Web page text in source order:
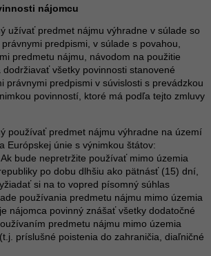
nájomcu
užívať predmet nájmu výhradne v súlade so
predpismi, v súlade s povahou,
predmetu nájmu, návodom na použitie
všetky povinnosti stanovené
právnymi predpismi v súvislosti s prevádzkou
povinností, ktoré má podľa tejto zmluvy
používať predmet nájmu výhradne na území
Európskej únie s výnimkou štátov:
bude nepretržite používať mimo územia
po dobu dlhšiu ako pätnásť (15) dní,
si na to vopred písomný súhlas
používania predmetu nájmu mimo územia
nájomca povinný znášať všetky dodatočné
predmetu nájmu mimo územia
príslušné poistenia do zahraničia, diaľničné